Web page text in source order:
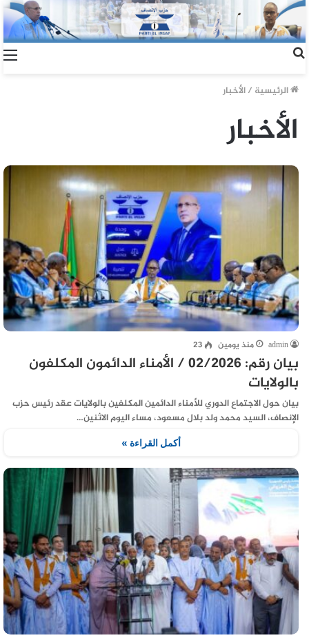
الرئيسية /الأخبار
الأخبار
admin منذ يومين 23
بيان رقم: 02/2026 / الأمناء الدائمون المكلفون
بالولايات
بيان حول الاجتماع الدوري للأمناء الدائمين المكلفين بالولايات عقد رئيس حزب
الإنصاف، السيد محمد ولد بلال مسعود، مساء اليوم الاثنين…
أكمل القراءة »